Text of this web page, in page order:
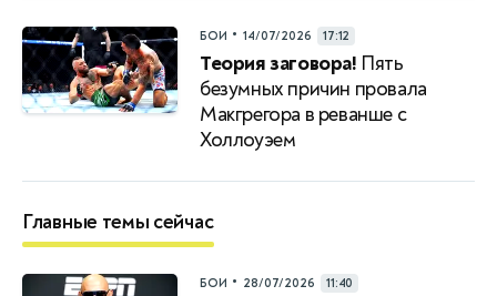
БОИ • 14/07/2026 17:12
Теория заговора! Пять
безумных причин провала
Макгрегора в реванше с
Холлоуэем
Главные темы сейчас
БОИ • 28/07/2026 11:40